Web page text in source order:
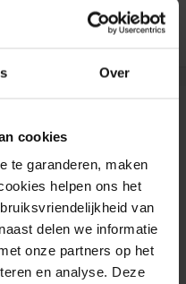
Over
cookies
te garanderen, maken
helpen ons het
van
delen we informatie
onze partners op het
en analyse. Deze
reviews)
Wit